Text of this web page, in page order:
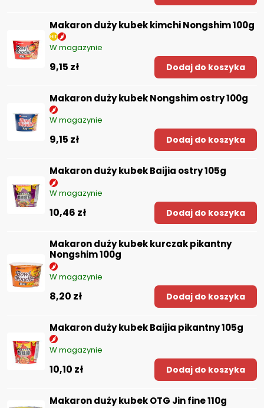
Makaron duży kubek kimchi Nongshim 100g
W magazynie
9,15 zł Dodaj do koszyka
Makaron duży kubek Nongshim ostry 100g
W magazynie
9,15 zł Dodaj do koszyka
Makaron duży kubek Baijia ostry 105g
W magazynie
10,46 zł Dodaj do koszyka
Makaron duży kubek kurczak pikantny
Nongshim 100g
W magazynie
8,20 zł Dodaj do koszyka
Makaron duży kubek Baijia pikantny 105g
W magazynie
10,10 zł Dodaj do koszyka
Makaron duży kubek OTG Jin fine 110g